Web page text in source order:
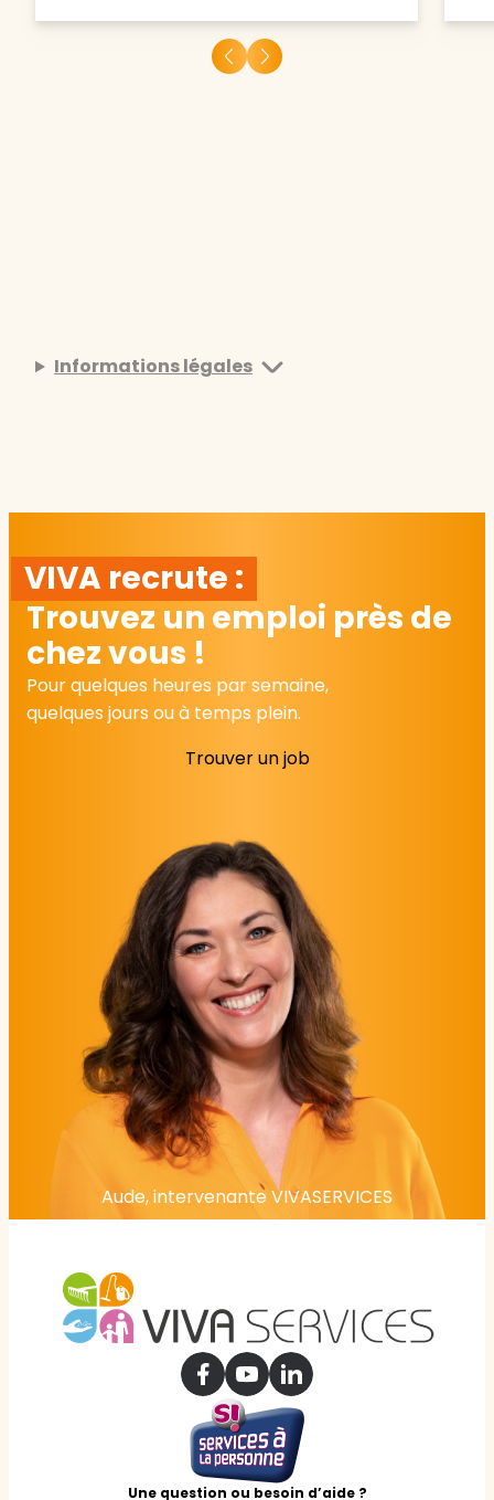
Informations légales
VIVA recrute :
Trouvez un emploi près de
chez vous !
Pour quelques heures par semaine,
quelques jours ou à temps plein.
Trouver un job
Aude, intervenante VIVASERVICES
Une question ou besoin d’aide ?